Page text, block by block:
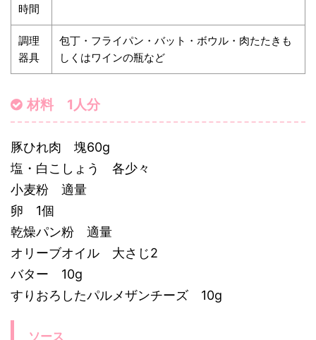
時間
調理
器具
包丁・フライパン・バット・ボウル・肉たたきも
しくはワインの瓶など
材料 1人分
豚ひれ肉 塊60g
塩・白こしょう 各少々
小麦粉 適量
卵 1個
乾燥パン粉 適量
オリーブオイル 大さじ2
バター 10g
すりおろしたパルメザンチーズ 10g
ソース